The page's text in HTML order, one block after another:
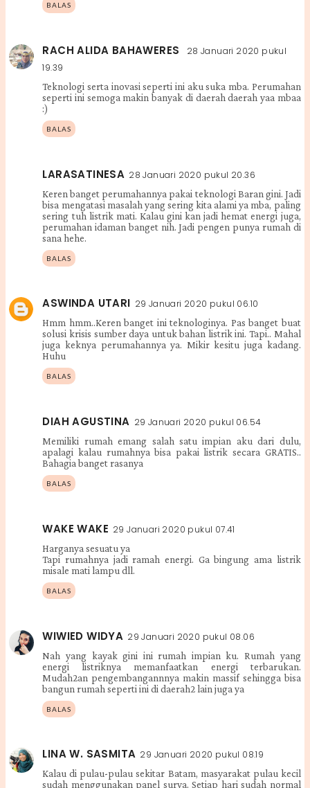
BALAS
RACH ALIDA BAHAWERES
28 Januari 2020 pukul
19.39
Teknologi serta inovasi seperti ini aku suka mba. Perumahan
seperti ini semoga makin banyak di daerah daerah yaa mbaa
:)
BALAS
LARASATINESA 28 Januari 2020 pukul 20.36
Keren banget perumahannya pakai teknologi Baran gini. Jadi
bisa mengatasi masalah yang sering kita alami ya mba, paling
sering tuh listrik mati. Kalau gini kan jadi hemat energi juga,
perumahan idaman banget nih. Jadi pengen punya rumah di
sana hehe.
BALAS
ASWINDA UTARI 29 Januari 2020 pukul 06.10
Hmm hmm..Keren banget ini teknologinya. Pas banget buat
solusi krisis sumber daya untuk bahan listrik ini. Tapi.. Mahal
juga keknya perumahannya ya. Mikir kesitu juga kadang.
Huhu
BALAS
DIAH AGUSTINA 29 Januari 2020 pukul 06.54
Memiliki rumah emang salah satu impian aku dari dulu,
apalagi kalau rumahnya bisa pakai listrik secara GRATIS..
Bahagia banget rasanya
BALAS
WAKE WAKE 29 Januari 2020 pukul 07.41
Harganya sesuatu ya
Tapi rumahnya jadi ramah energi. Ga bingung ama listrik
misale mati lampu dll.
BALAS
WIWIED WIDYA 29 Januari 2020 pukul 08.06
Nah yang kayak gini ini rumah impian ku. Rumah yang
energi listriknya memanfaatkan energi terbarukan.
Mudah2an pengembangannnya makin massif sehingga bisa
bangun rumah seperti ini di daerah2 lain juga ya
BALAS
LINA W. SASMITA 29 Januari 2020 pukul 08.19
Kalau di pulau-pulau sekitar Batam, masyarakat pulau kecil
sudah menggunakan panel surya. Setiap hari sudah normal